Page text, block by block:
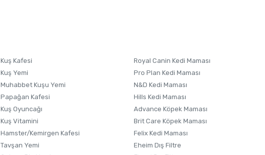
Kuş Kafesi
Kuş Yemi
Muhabbet Kuşu Yemi
Papağan Kafesi
Kuş Oyuncağı
Kuş Vitamini
Hamster/Kemirgen Kafesi
Tavşan Yemi
Royal Canin Kedi Maması
Pro Plan Kedi Maması
N&D Kedi Maması
Hills Kedi Maması
Advance Köpek Maması
Brit Care Köpek Maması
Felix Kedi Maması
Eheim Dış Filtre